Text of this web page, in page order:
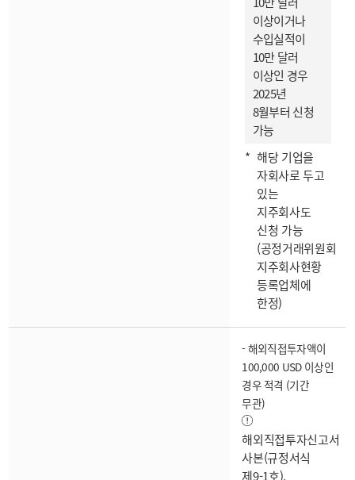
이상이거나
수입실적이
10만 달러
이상인 경우
2025년
8월부터 신청
가능
해당 기업을
자회사로 두고
있는
지주회사도
신청 가능
(공정거래위원회
지주회사현황
등록업체에
한정)
- 해외직접투자액이
100,000 USD 이상인
경우 적격 (기간
무관)
해외직접투자신고서
사본(규정서식
제9-1호),